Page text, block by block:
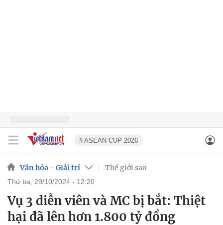
# ASEAN CUP 2026
Văn hóa - Giải trí Thế giới sao
thứ ba, 29/10/2024 - 12:20
Vụ 3 diễn viên và MC bị bắt: Thiệt
hại đã lên hơn 1.800 tỷ đồng